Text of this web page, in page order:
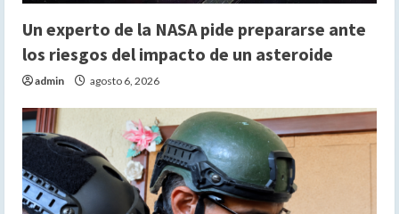
Un experto de la NASA pide prepararse ante
los riesgos del impacto de un asteroide
admin agosto 6, 2026